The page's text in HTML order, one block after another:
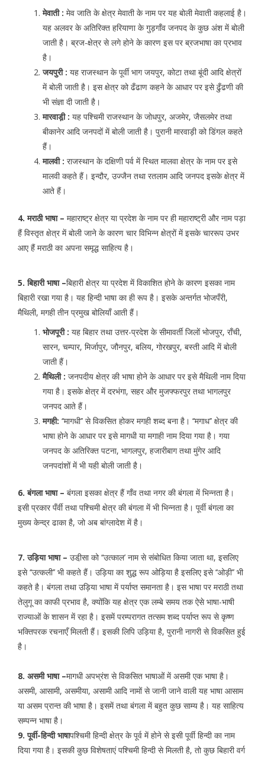
मेवाती : मेव जाति के क्षेत्र मेवाती के नाम पर यह बोली मेवाती कहलाई है।
यह अलवर के अतिरिक्त हरियाणा के गुड़गाँव जनपद के कुछ अंश में बोली
जाती है। ब्रज-क्षेत्र से लगे होने के कारण इस पर ब्रजभाषा का प्रभाव
है।
जयपुरी : यह राजस्थान के पूर्वी भाग जयपुर, कोटा तथा बूंदी आदि क्षेत्रों
में बोली जाती है। इस क्षेत्र को ढँढाण कहने के आधार पर इसे ढुँढणी की
भी संज्ञा दी जाती है।
मारवाड़ी़ : यह पश्चिमी राजस्थान के जोधपुर, अजमेर, जैसलमेर तथा
बीकानेर आदि जनपदों में बोली जाती है। पुरानी मारवाड़ी को डिंगल कहते
हैं।
मालवी : राजस्थान के दक्षिणी पर्व में स्थित मालवा क्षेत्र के नाम पर इसे
मालवी कहते हैं। इन्दौर, उज्जैन तथा रतलाम आदि जनपद इसके क्षेत्र में
आते हैं।
4. मराठी भाषा – महाराष्ट्र क्षेत्र या प्रदेश के नाम पर ही महाराष्ट्री और नाम पड़ा
हैं विस्तृत क्षेत्र में बोली जाने के कारण चार विभिन्न क्षेत्रों में इसके चाररूप उभर
आए हैं मराठी का अपना समृद्ध साहित्य है।
5. बिहारी भाषा –बिहारी क्षेत्र या प्रदेश में विकाशित होने के कारण इसका नाम
बिहारी रखा गया है। यह हिन्दी भाषा का ही रूप है। इसके अन्तर्गत भोजपँरी,
मैथिली, मगही तीन प्रमुख बोलियाँ आती हैं।
भोजपूरी : यह बिहार तथा उत्तर-प्रदेश के सीमावर्ती जिलों भोजपुर, राँची,
सारन, चम्पार, मिर्जापुर, जौनपुर, बलिय, गोरखपुर, बस्ती आदि में बोली
जाती हैं।
मैथिली : जनपदीय क्षेत्र की भाषा होने के आधार पर इसे मैथिली नाम दिया
गया है। इसके क्षेत्र में दरभंगा, सहर और मुजफ्फरपुर तथा भागलपुर
जनपद आते हैं।
मगही: ‘‘मागधी’’ से विकसित होकर मगही शब्द बना है। ‘‘मगाध’’ क्षेत्र की
भाषा होने के आधार पर इसे मागधी या मगाही नाम दिया गया है। गया
जनपद के अतिरिक्त पटना, भागलपुर, हजारीबाग तथा मुंगेर आदि
जनपदांशों में भी यही बोली जाती है।
6. बंगला भाषा – बंगला इसका क्षेत्र हैं गाँव तथा नगर की बंगला में भिन्नता है।
इसी प्रकार पँर्वी तथा पश्चिमी क्षेत्र की बंगला में भी भिन्नता है। पूर्वी बंगला का
मुख्य केन्द्र ढाका है, जो अब बांग्लादेश में है।
7. उड़िया भाषा – उडी़सा को ‘‘उत्काल’ नाम से संबोधित किया जाता था, इसलिए
इसे ‘‘उत्कली’’ भी कहते हैं। उड़िया का शुद्ध रूप ओड़िया है इसलिए इसे ‘‘ओड़ी’’ भी
कहते है। बंगला तथा उड़िया भाषा में पर्याप्त समानता है। इस भाषा पर मराठी तथा
तेलुगू का काफी प्रभाव है, क्योंकि यह क्षेत्र एक लम्बे समय तक ऐसे भाषा-भाषी
राज्याओं के शासन में रहा है। इसमें परम्परागत तत्सम शब्द पर्याप्त रूप से कृष्ण
भक्तिपरक रचनाएँ मिलती हैं। इसकी लिपि उड़िया है, पुरानी नागरी से विकसित हुई
है।
8. असमी भाषा –मागधी अपभ्रंश से विकसित भाषाओं में असमी एक भाषा है।
असमी, आसामी, असमीया, असामी आदि नामों से जानी जाने वाली यह भाषा आसाम
या असम प्रान्त की भाषा है। इसमें तथा बंगला में बहुत कुछ साम्य है। यह साहित्य
सम्पन्न भाषा है।
9. पूर्वी-हिन्दी भाषापश्चिमी हिन्दी क्षेत्र के पूर्व में होने से इसी पूर्वी हिन्दी का नाम
दिया गया है। इसकी कुछ विशेषताएं पश्चिमी हिन्दी से मिलती है, तो कुछ बिहारी वर्ग